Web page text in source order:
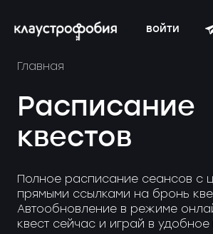
войти
Главная
Расписание
квестов
Полное расписание сеансов с
прямыми ссылками на бронь
Автообновление в режиме
квест сейчас и играй в удобное